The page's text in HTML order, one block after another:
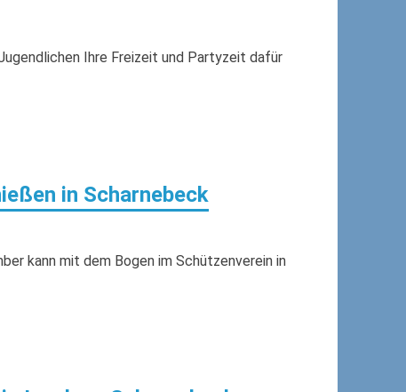
Ihre Freizeit und Partyzeit dafür
in Scharnebeck
kann mit dem Bogen im Schützenverein in